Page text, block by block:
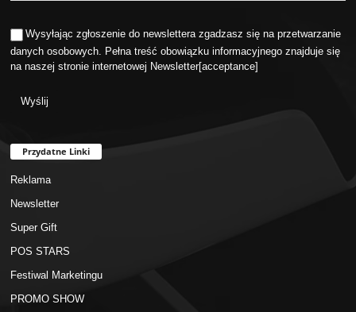
Wysyłając zgłoszenie do newslettera zgadzasz się na przetwarzanie
danych osobowych. Pełna treść obowiązku informacyjnego znajduje się
na naszej stronie internetowej Newsletter[acceptance]
Przydatne Linki
Reklama
Newsletter
Super Gift
POS STARS
Festiwal Marketingu
PROMO SHOW